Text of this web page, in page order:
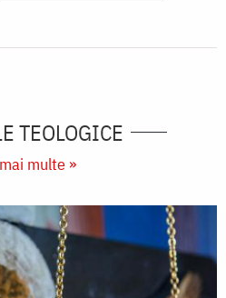
TEOLOGICE
multe »